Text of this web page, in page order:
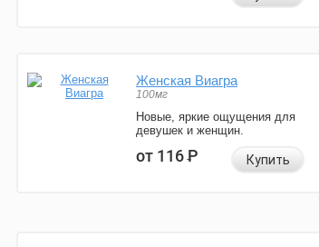
Женская Виагра
100мг
Новые, яркие ощущения для
девушек и женщин.
от 116Р Купить